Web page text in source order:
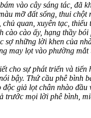
vào cây sáng tác, đã
mỡ đất sống, thui
quan, xuyên tạc,
cào cào ấy, hạng thầy
sợ những lời khen của
may lọt vào phường mắt
cho sự phát triển và tiến
bậy. Thứ cầu phê bình
độc giả lọt chân nhào
trước mọi lời phê bình,